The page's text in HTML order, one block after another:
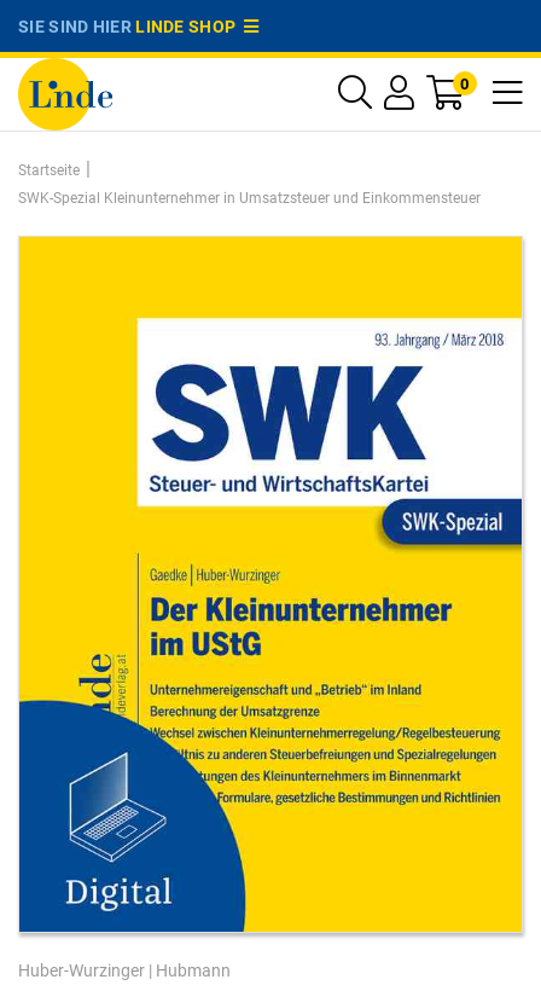
SIE SIND HIERLINDE SHOP
0
Startseite |
SWK-Spezial Kleinunternehmer in Umsatzsteuer und Einkommensteuer
Huber-Wurzinger | Hubmann